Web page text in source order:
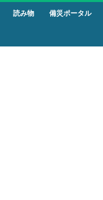
読み物 備災ポータル